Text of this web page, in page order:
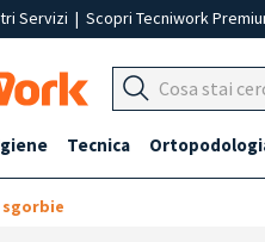
Servizi | Scopri Tecniwork
Tecnica
sgorbie